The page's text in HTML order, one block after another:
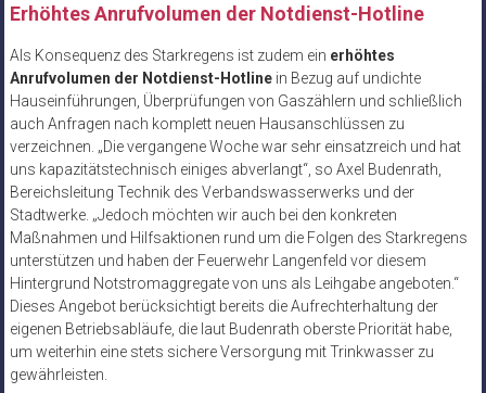
Erhöhtes Anrufvolumen der Notdienst-Hotline
Als Konsequenz des Starkregens ist zudem ein erhöhtes
Anrufvolumen der Notdienst-Hotlinein Bezug auf undichte
Hauseinführungen, Überprüfungen von Gaszählern und schließlich
auch Anfragen nach komplett neuen Hausanschlüssen zu
verzeichnen. „Die vergangene Woche war sehr einsatzreich und hat
uns kapazitätstechnisch einiges abverlangt“, so Axel Budenrath,
Bereichsleitung Technik des Verbandswasserwerks und der
Stadtwerke. „Jedoch möchten wir auch bei den konkreten
Maßnahmen und Hilfsaktionen rund um die Folgen des Starkregens
unterstützen und haben der Feuerwehr Langenfeld vor diesem
Hintergrund Notstromaggregate von uns als Leihgabe angeboten.“
Dieses Angebot berücksichtigt bereits die Aufrechterhaltung der
eigenen Betriebsabläufe, die laut Budenrath oberste Priorität habe,
um weiterhin eine stets sichere Versorgung mit Trinkwasser zu
gewährleisten.